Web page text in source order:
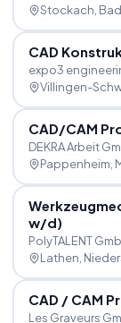
Stockach,
CAD
expo3
Villingen-
CAD/CAM
DEKRA Arbeit
Pappenheim,
w/d)
PolyTALENT
Lathen ,
CAD /CAM
Les Graveurs